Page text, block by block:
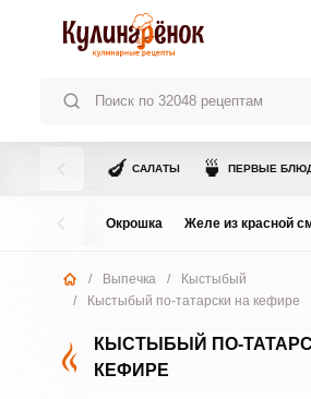
🍆 САЛАТЫ 🍵 ПЕРВЫЕ
Окрошка Желе из красной
/ Выпечка /
Кыстыбый
/
Кыстыбый по-татарски на кефире
КЫСТЫБЫЙ ПО-
КЕФИРЕ